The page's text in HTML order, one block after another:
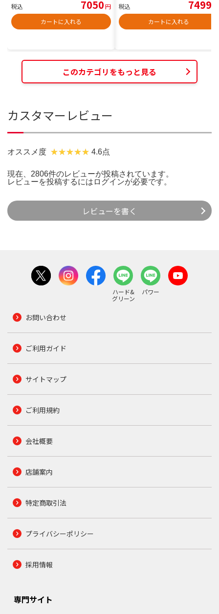
税込 7050円
カートに入れる
税込 7499
カートに入れる
このカテゴリをもっと見る
カスタマーレビュー
オススメ度 4.6点
現在、2806件のレビューが投稿されています。
レビューを投稿するには ログインが必要です。
レビューを書く
ハード&
グリーン
パワー
お問い合わせ
ご利用ガイド
サイトマップ
ご利用規約
会社概要
店舗案内
特定商取引法
プライバシーポリシー
採用情報
専門サイト